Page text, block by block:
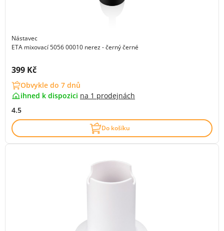
Nástavec
ETA mixovací 5056 00010 nerez - černý černé
Cena s DPH:
399 Kč
Obvykle do 7 dnů
ihned k dispozici na 1 prodejnách
4.5
Do košíku